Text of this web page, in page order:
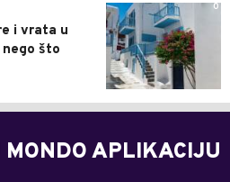
0
i vrata u
što
APLIKACIJU